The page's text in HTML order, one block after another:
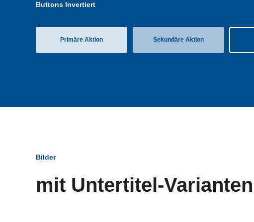
Buttons Invertiert
Primäre Aktion Sekundäre Aktion
Bilder
mit Untertitel-Varianten